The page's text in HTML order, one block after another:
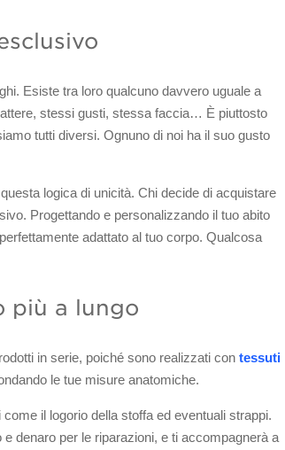
Esiste tra loro qualcuno davvero uguale a
stessi gusti, stessa faccia… È piuttosto
tutti diversi. Ognuno di noi ha il suo gusto
logica di unicità. Chi decide di acquistare
Progettando e personalizzando il tuo abito
adattato al tuo corpo. Qualcosa
più a lungo
in serie, poiché sono realizzati con tessuti
le tue misure anatomiche.
il logorio della stoffa ed eventuali strappi.
denaro per le riparazioni, e ti accompagnerà a